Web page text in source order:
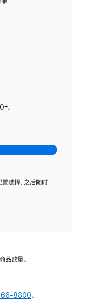
脚
‡。
选择，之后随时
品数量。
8800。